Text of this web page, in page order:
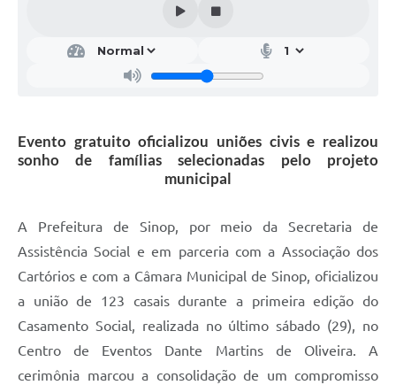
Evento gratuito oficializou uniões civis e realizou
sonho de famílias selecionadas pelo projeto
municipal
A Prefeitura de Sinop, por meio da Secretaria de
Assistência Social e em parceria com a Associação dos
Cartórios e com a Câmara Municipal de Sinop, oficializou
a união de 123 casais durante a primeira edição do
Casamento Social, realizada no último sábado (29), no
Centro de Eventos Dante Martins de Oliveira. A
cerimônia marcou a consolidação de um compromisso